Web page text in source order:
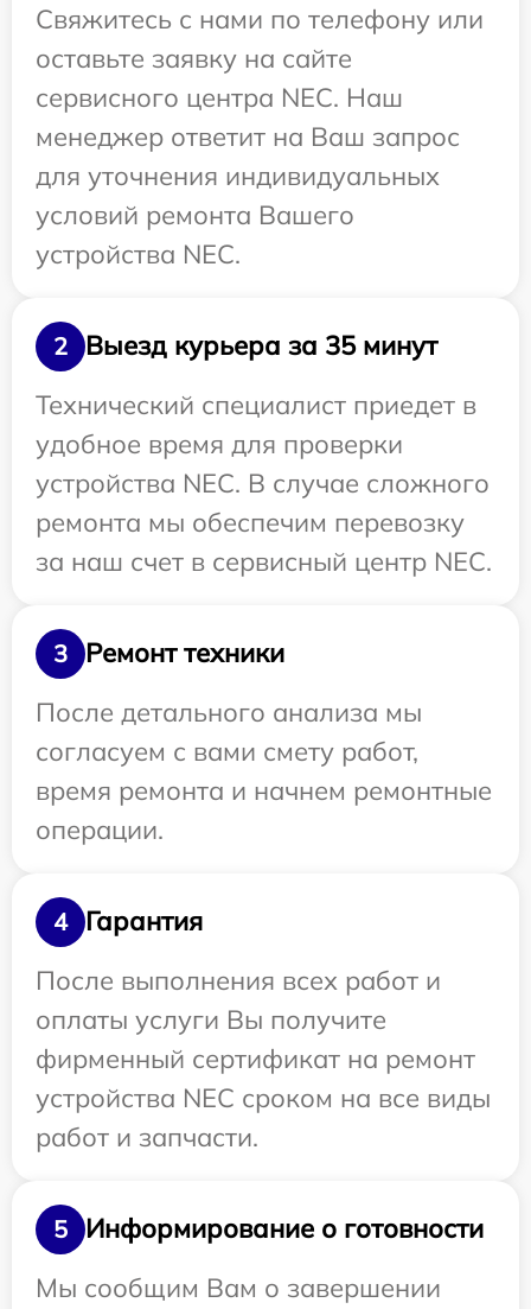
Свяжитесь с нами по телефону или
оставьте заявку на сайте
сервисного центра NEC. Наш
менеджер ответит на Ваш запрос
для уточнения индивидуальных
условий ремонта Вашего
устройства NEC.
2
Выезд курьера за 35 минут
Технический специалист приедет в
удобное время для проверки
устройства NEC. В случае сложного
ремонта мы обеспечим перевозку
за наш счет в сервисный центр NEC.
3
Ремонт техники
После детального анализа мы
согласуем с вами смету работ,
время ремонта и начнем ремонтные
операции.
4
Гарантия
После выполнения всех работ и
оплаты услуги Вы получите
фирменный сертификат на ремонт
устройства NEC сроком на все виды
работ и запчасти.
5
Информирование о готовности
Мы сообщим Вам о завершении